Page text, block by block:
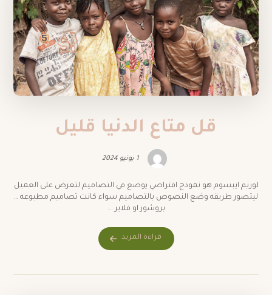
قل متاع الدنيا قليل
1 يونيو 2024
لوريم ايبسوم هو نموذج افتراضي يوضع في التصاميم لتعرض على العميل
ليتصور طريقه وضع النصوص بالتصاميم سواء كانت تصاميم مطبوعه …
بروشور او فلاير ...
قراءة المزيد